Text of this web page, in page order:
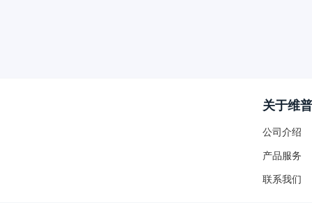
关于维普
公司介绍
产品服务
联系我们